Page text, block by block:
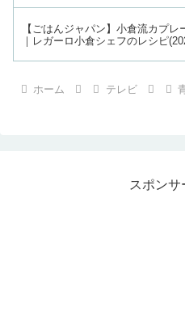
【ごはんジャパン】小倉流カプレ
｜レガーロ小倉シェフのレシピ
ホーム テレビ
スポンサ